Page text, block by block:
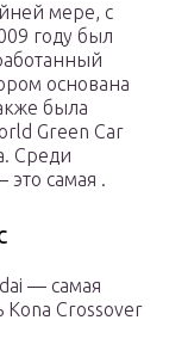
мере, с
году был
основана
была
Green Car
Среди
это самая .
— самая
Crossover